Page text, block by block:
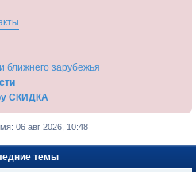
ближнего зарубежья
СКИДКА
06 авг 2026, 10:48
темы